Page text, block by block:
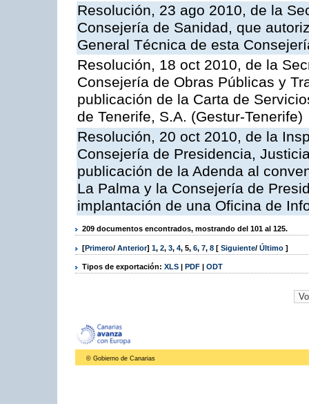
Resolución, 23 ago 2010, de la
Consejería de Sanidad, que
General Técnica de esta
Resolución, 18 oct 2010, de la
Consejería de Obras Públicas y
publicación de la Carta de
de Tenerife, S.A. (Gestur-Tenerife)
Resolución, 20 oct 2010, de la
Consejería de Presidencia,
publicación de la Adenda al
La Palma y la Consejería de
implantación de una Oficina de
209 documentos encontrados, mostrando del 101 al 125.
[Primero/ Anterior] 1, 2, 3, 4, 5, 6, 7, 8 [ Siguiente/ Último ]
Tipos de exportación: XLS | PDF | ODT
© Gobierno de Canarias